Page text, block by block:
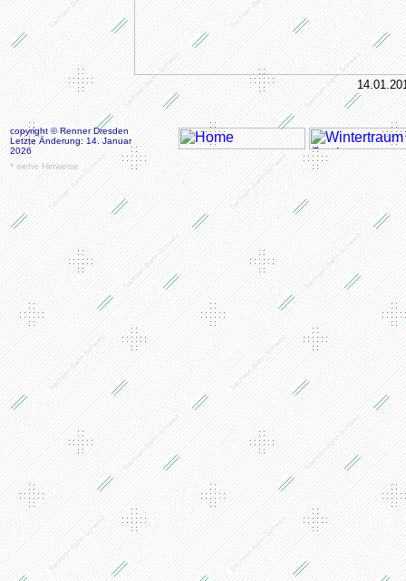
copyright © Renner Dresden
Letzte Änderung: 14. Januar
2026
* siehe Hinweise